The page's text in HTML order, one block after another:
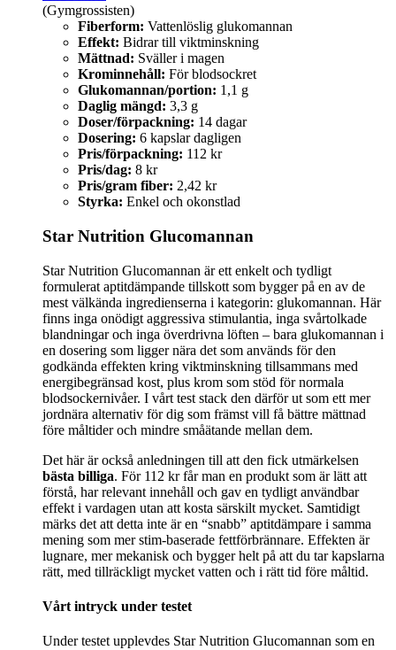
(Gymgrossisten)
Fiberform: Vattenlöslig glukomannan
Effekt: Bidrar till viktminskning
Mättnad: Sväller i magen
Krominnehåll: För blodsockret
Glukomannan/portion: 1,1 g
Daglig mängd: 3,3 g
Doser/förpackning: 14 dagar
Dosering: 6 kapslar dagligen
Pris/förpackning: 112 kr
Pris/dag: 8 kr
Pris/gram fiber: 2,42 kr
Styrka: Enkel och okonstlad
Star Nutrition Glucomannan
Star Nutrition Glucomannan är ett enkelt och tydligt
formulerat aptitdämpande tillskott som bygger på en av de
mest välkända ingredienserna i kategorin: glukomannan. Här
finns inga onödigt aggressiva stimulantia, inga svårtolkade
blandningar och inga överdrivna löften – bara glukomannan i
en dosering som ligger nära det som används för den
godkända effekten kring viktminskning tillsammans med
energibegränsad kost, plus krom som stöd för normala
blodsockernivåer. I vårt test stack den därför ut som ett mer
jordnära alternativ för dig som främst vill få bättre mättnad
före måltider och mindre småätande mellan dem.
Det här är också anledningen till att den fick utmärkelsen
bästa billiga. För 112 kr får man en produkt som är lätt att
förstå, har relevant innehåll och gav en tydligt användbar
effekt i vardagen utan att kosta särskilt mycket. Samtidigt
märks det att detta inte är en “snabb” aptitdämpare i samma
mening som mer stim-baserade fettförbrännare. Effekten är
lugnare, mer mekanisk och bygger helt på att du tar kapslarna
rätt, med tillräckligt mycket vatten och i rätt tid före måltid.
Vårt intryck under testet
Under testet upplevdes Star Nutrition Glucomannan som en